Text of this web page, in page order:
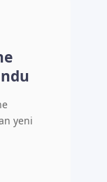
yeni